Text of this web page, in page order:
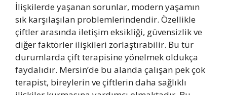
İlişkilerde yaşanan sorunlar, modern yaşamın
sık karşılaşılan problemlerindendir. Özellikle
çiftler arasında iletişim eksikliği, güvensizlik ve
diğer faktörler ilişkileri zorlaştırabilir. Bu tür
durumlarda çift terapisine yönelmek oldukça
faydalıdır. Mersin’de bu alanda çalışan pek çok
terapist, bireylerin ve çiftlerin daha sağlıklı